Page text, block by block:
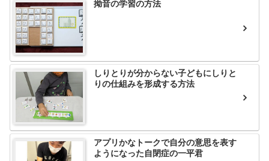
拗音の学習の方法
しりとりが分からない子どもにしりと
りの仕組みを形成する方法
アプリかなトークで自分の意思を表す
ようになった自閉症の一平君